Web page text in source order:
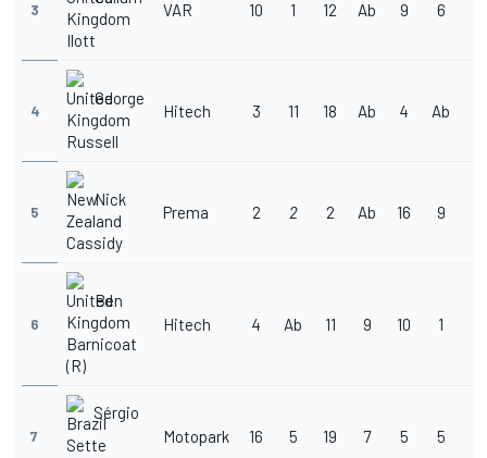
3
Ilott
VAR 10 1 12 Ab 9 6
4
George
Russell
Hitech 3 11 18 Ab 4 Ab
5
Nick
Cassidy
Prema 2 2 2 Ab 16 9
6
Ben
Barnicoat
(R)
Hitech 4 Ab 11 9 10 1
7
Sérgio
Sette
Motopark 16 5 19 7 5 5